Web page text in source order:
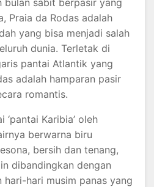
Praia da Rodas adalah
yang bisa menjadi salah
dunia. Terletak di
pantai Atlantik yang
adalah hamparan pasir
romantis.
Karibia’ oleh
berwarna biru
bersih dan tenang,
dibandingkan dengan
hari-hari musim panas yang